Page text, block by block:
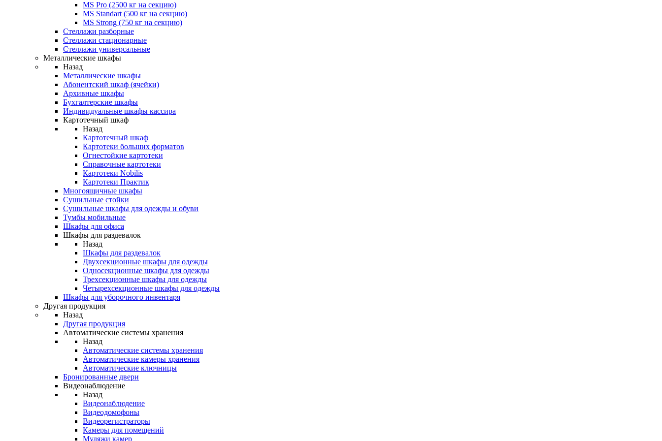
MS Pro (2500 кг на секцию)
MS Standart (500 кг на секцию)
MS Strong (750 кг на секцию)
Стеллажи разборные
Стеллажи стационарные
Стеллажи универсальные
Металлические шкафы
Назад
Металлические шкафы
Абонентский шкаф (ячейки)
Архивные шкафы
Бухгалтерские шкафы
Индивидуальные шкафы кассира
Картотечный шкаф
Назад
Картотечный шкаф
Картотеки больших форматов
Огнестойкие картотеки
Справочные картотеки
Картотеки Nobilis
Картотеки Практик
Многоящичные шкафы
Сушильные стойки
Сушильные шкафы для одежды и обуви
Тумбы мобильные
Шкафы для офиса
Шкафы для раздевалок
Назад
Шкафы для раздевалок
Двухсекционные шкафы для одежды
Односекционные шкафы для одежды
Трехсекционные шкафы для одежды
Четырехсекционные шкафы для одежды
Шкафы для уборочного инвентаря
Другая продукция
Назад
Другая продукция
Автоматические системы хранения
Назад
Автоматические системы хранения
Автоматические камеры хранения
Автоматические ключницы
Бронированные двери
Видеонаблюдение
Назад
Видеонаблюдение
Видеодомофоны
Видеорегистраторы
Камеры для помещений
Муляжи камер